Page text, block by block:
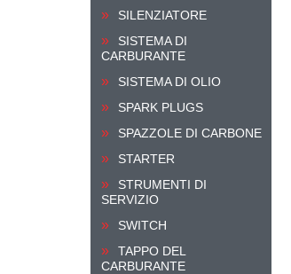
SILENZIATORE
SISTEMA DI
CARBURANTE
SISTEMA DI OLIO
SPARK PLUGS
SPAZZOLE DI CARBONE
STARTER
STRUMENTI DI
SERVIZIO
SWITCH
TAPPO DEL
CARBURANTE